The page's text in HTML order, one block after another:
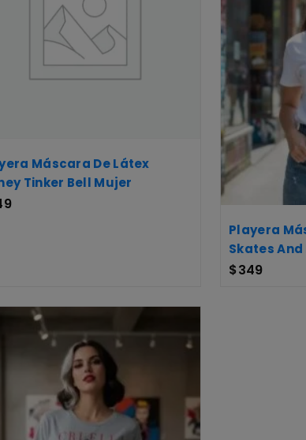
Máscara De Látex
Tinker Bell Mujer
Playera
Skates
$349